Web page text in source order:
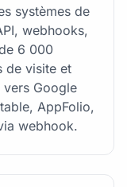
systèmes de
webhooks,
6 000
de visite et
vers Google
AppFolio,
webhook.